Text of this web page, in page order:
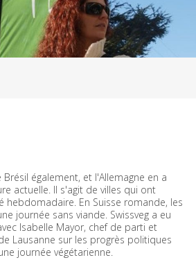
Brésil également, et l'Allemagne en a
actuelle. Il s'agit de villes qui ont
hebdomadaire. En Suisse romande, les
journée sans viande. Swissveg a eu
Isabelle Mayor, chef de parti et
Lausanne sur les progrès politiques
journée végétarienne.